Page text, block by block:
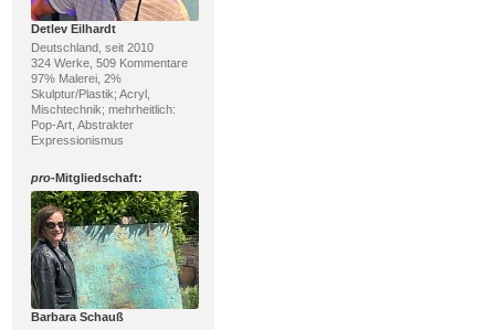
Detlev Eilhardt
Deutschland, seit 2010
324 Werke, 509 Kommentare
97% Malerei, 2%
Skulptur/Plastik; Acryl,
Mischtechnik; mehrheitlich:
Pop-Art, Abstrakter
Expressionismus
pro-Mitgliedschaft:
Barbara Schauß